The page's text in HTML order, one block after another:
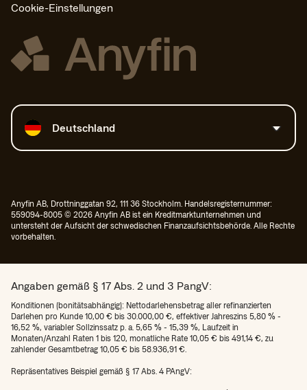
Cookie-Einstellungen
Land auswählen
Deutschland
Anyfin AB, Drottninggatan 92, 111 36 Stockholm. Handelsregisternummer:
559094-8005 © 2026 Anyfin AB ist ein Kreditmarktunternehmen und
untersteht der Aufsicht der schwedischen Finanzaufsichtsbehörde. Alle Rechte
vorbehalten.
Angaben gemäß § 17 Abs. 2 und 3 PangV:
Konditionen (bonitätsabhängig): Nettodarlehensbetrag aller refinanzierten
Darlehen pro Kunde 10,00 € bis 30.000,00 €, effektiver Jahreszins 5,80 % -
16,52 %, variabler Sollzinssatz p. a. 5,65 % - 15,39 %, Laufzeit in
Monaten/Anzahl Raten 1 bis 120, monatliche Rate 10,05 € bis 491,14 €, zu
zahlender Gesamtbetrag 10,05 € bis 58.936,91 €.
Repräsentatives Beispiel gemäß § 17 Abs. 4 PAngV: